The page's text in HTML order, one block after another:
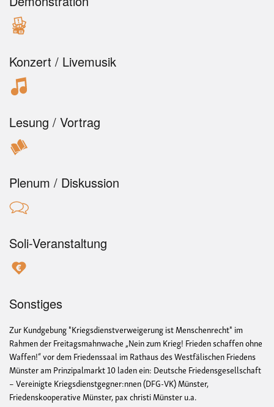
Konzert / Livemusik
Lesung / Vortrag
Plenum / Diskussion
Soli-Veranstaltung
Sonstiges
Zur Kundgebung "Kriegsdienstverweigerung ist Menschenrecht" im
Rahmen der Freitagsmahnwache „Nein zum Krieg! Frieden schaffen ohne
Waffen!“ vor dem Friedenssaal im Rathaus des Westfälischen Friedens
Münster am Prinzipalmarkt 10 laden ein: Deutsche Friedensgesellschaft
– Vereinigte Kriegsdienstgegner:nnen (DFG-VK) Münster,
Friedenskooperative Münster, pax christi Münster u.a.